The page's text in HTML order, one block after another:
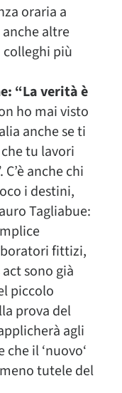
oraria a
altre
più
“La verità è
ho mai visto
anche se ti
tu lavori
anche chi
i destini,
Tagliabue:
fittizi,
sono già
piccolo
prova del
agli
il ‘nuovo‘
tutele del